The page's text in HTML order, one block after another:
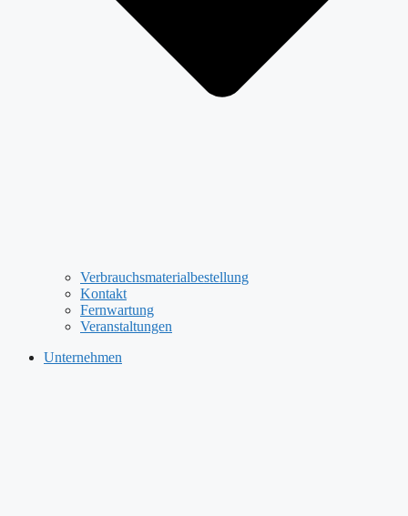
Verbrauchsmaterialbestellung
Kontakt
Fernwartung
Veranstaltungen
Unternehmen